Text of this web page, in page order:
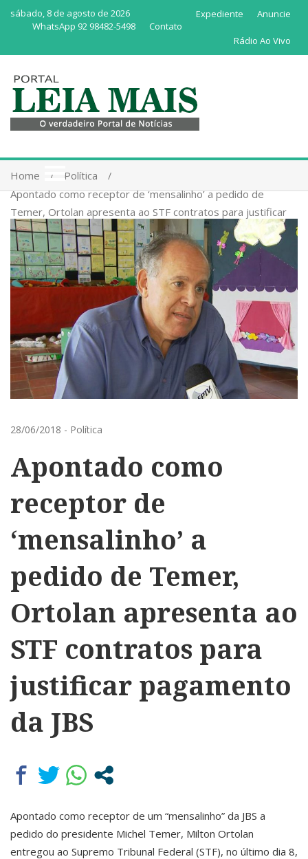
sábado, 8 de agosto de 2026 Anuncie
Expediente
Contato
WhatsApp 92 98482-5498
Rádio Ao Vivo
Home
Política
Apontado como receptor de ‘mensalinho’ a pedido de
Temer, Ortolan apresenta ao STF contratos para justificar
pagamento da JBS
28/06/2018 - Política
Apontado como
receptor de
‘mensalinho’ a
pedido de Temer,
Ortolan apresenta ao
STF contratos para
justificar pagamento
da JBS
Apontado como receptor de um “mensalinho” da JBS a
pedido do presidente Michel Temer, Milton Ortolan
entregou ao Supremo Tribunal Federal (STF), no último dia 8,